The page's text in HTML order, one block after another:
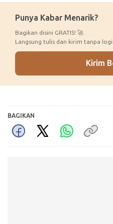
Punya Kabar Menarik?
Bagikan disini GRATIS! 🚀
Langsung tulis dan kirim tanpa
Kirim
BAGIKAN